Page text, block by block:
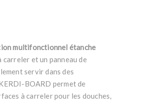
multifonctionnel étanche
et un panneau de
servir dans des
BOARD permet de
à carreler pour les douches,